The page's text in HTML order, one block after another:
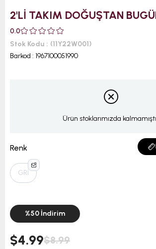
2'Lİ TAKIM DOĞUŞTAN
0.0
Stok Kodu
(11Y22W001)
Barkod : 1967100051990
Ürün stoklarımızda
Renk
GRİ
%50 İndirim
$8.99
$4.99